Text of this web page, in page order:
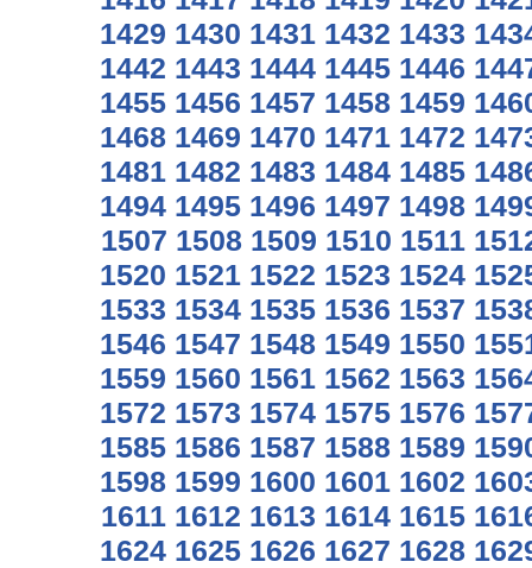
1429 1430 1431 1432 1433
1442 1443 1444 1445 1446
1455 1456 1457 1458 1459
1468 1469 1470 1471 1472
1481 1482 1483 1484 1485
1494 1495 1496 1497 1498
1507 1508 1509 1510 1511
1520 1521 1522 1523 1524
1533 1534 1535 1536 1537
1546 1547 1548 1549 1550
1559 1560 1561 1562 1563
1572 1573 1574 1575 1576
1585 1586 1587 1588 1589
1598 1599 1600 1601 1602
1611 1612 1613 1614 1615
1624 1625 1626 1627 1628